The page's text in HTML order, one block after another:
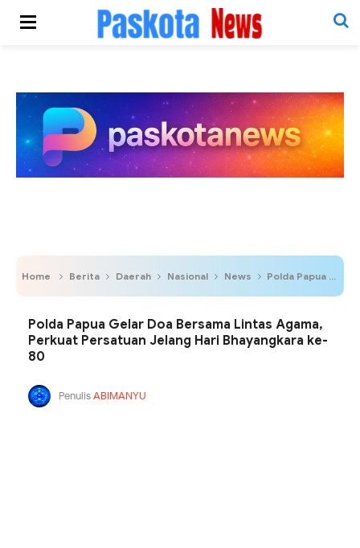
Home Berita Daerah Nasional News Polda Papua Gelar Doa Bersama Lintas Agama, Perkuat Persatuan Jelang Hari Bhayangkara ke-80
Polda Papua Gelar Doa Bersama Lintas Agama,
Perkuat Persatuan Jelang Hari Bhayangkara ke-
80
PenulisABIMANYU